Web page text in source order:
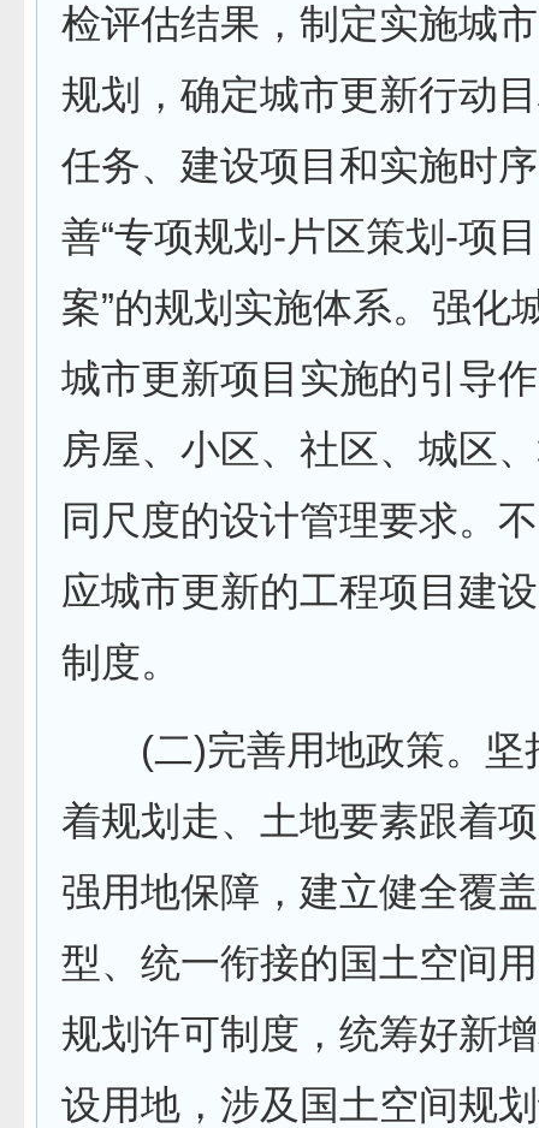
检评估结果，制定实施城
规划，确定城市更新行动
任务、建设项目和实施时
善“专项规划-片区策划-项
案”的规划实施体系。强化
城市更新项目实施的引导
房屋、小区、社区、城区
同尺度的设计管理要求。
应城市更新的工程项目建
制度。
(二)完善用地政策。坚
着规划走、土地要素跟着
强用地保障，建立健全覆
型、统一衔接的国土空间
规划许可制度，统筹好新
设用地，涉及国土空间规